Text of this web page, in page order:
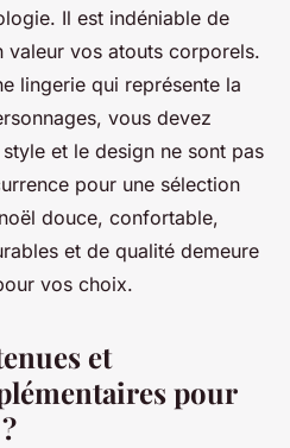
Il est indéniable de
valeur vos atouts corporels.
lingerie qui représente la
vous devez
et le design ne sont pas
pour une sélection
douce, confortable,
et de qualité demeure
vos choix.
et
pour